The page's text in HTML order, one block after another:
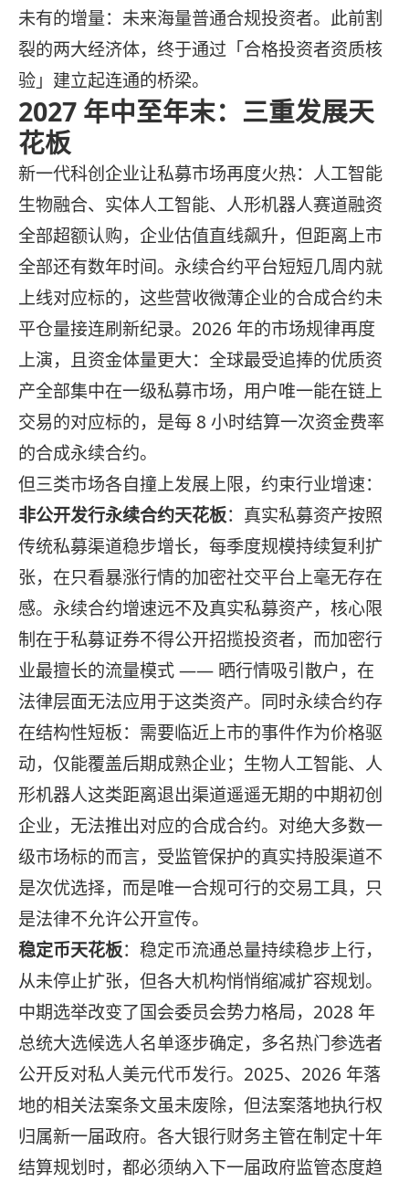
未有的增量：未来海量普通合规投资者。此前割
裂的两大经济体，终于通过「合格投资者资质核
验」建立起连通的桥梁。
2027 年中至年末：三重发展天
花板
新一代科创企业让私募市场再度火热：人工智能
生物融合、实体人工智能、人形机器人赛道融资
全部超额认购，企业估值直线飙升，但距离上市
全部还有数年时间。永续合约平台短短几周内就
上线对应标的，这些营收微薄企业的合成合约未
平仓量接连刷新纪录。2026 年的市场规律再度
上演，且资金体量更大：全球最受追捧的优质资
产全部集中在一级私募市场，用户唯一能在链上
交易的对应标的，是每 8 小时结算一次资金费率
的合成永续合约。
但三类市场各自撞上发展上限，约束行业增速：
非公开发行永续合约天花板：真实私募资产按照
传统私募渠道稳步增长，每季度规模持续复利扩
张，在只看暴涨行情的加密社交平台上毫无存在
感。永续合约增速远不及真实私募资产，核心限
制在于私募证券不得公开招揽投资者，而加密行
业最擅长的流量模式 —— 晒行情吸引散户，在
法律层面无法应用于这类资产。同时永续合约存
在结构性短板：需要临近上市的事件作为价格驱
动，仅能覆盖后期成熟企业；生物人工智能、人
形机器人这类距离退出渠道遥遥无期的中期初创
企业，无法推出对应的合成合约。对绝大多数一
级市场标的而言，受监管保护的真实持股渠道不
是次优选择，而是唯一合规可行的交易工具，只
是法律不允许公开宣传。
稳定币天花板：稳定币流通总量持续稳步上行，
从未停止扩张，但各大机构悄悄缩减扩容规划。
中期选举改变了国会委员会势力格局，2028 年
总统大选候选人名单逐步确定，多名热门参选者
公开反对私人美元代币发行。2025、2026 年落
地的相关法案条文虽未废除，但法案落地执行权
归属新一届政府。各大银行财务主管在制定十年
结算规划时，都必须纳入下一届政府监管态度趋